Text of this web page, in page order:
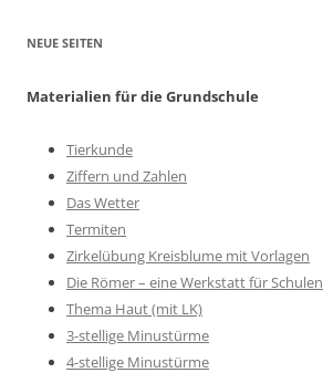
NEUE SEITEN
Materialien für die Grundschule
Tierkunde
Ziffern und Zahlen
Das Wetter
Termiten
Zirkelübung Kreisblume mit Vorlagen
Die Römer – eine Werkstatt für Schulen
Thema Haut (mit LK)
3-stellige Minustürme
4-stellige Minustürme